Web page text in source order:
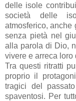
delle isole
società delle
atmosferico,
senza pietà nel
alla parola di Dio,
vivere e arreca loro
Tra questi ritratti
proprio il
tragici del
spaventosi. Per